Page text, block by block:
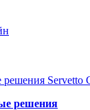
решения